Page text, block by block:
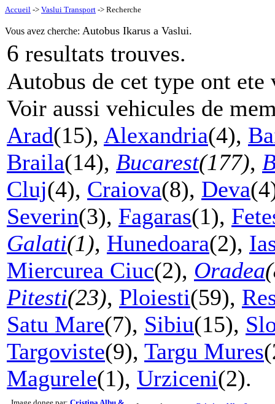
Accueil -> Vaslui Transport -> Recherche
Vous avez cherche: Autobus Ikarus a Vaslui.
6 resultats trouves.
Autobus de cet type ont
Voir aussi vehicules de
Arad(15), Alexandria(4),
Braila(14), Bucarest(177),
Cluj(4), Craiova(8), Deva
Severin(3), Fagaras(1),
Galati(1), Hunedoara(2),
Miercurea Ciuc(2), Oradea
Pitesti(23), Ploiesti(59),
Satu Mare(7), Sibiu(15),
Targoviste(9), Targu Mures
Magurele(1), Urziceni(2).